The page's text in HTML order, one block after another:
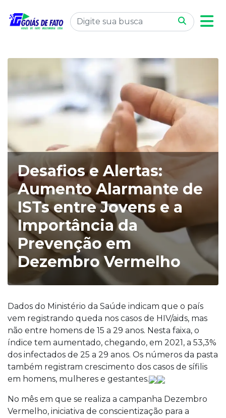
Desafios e Alertas:
Aumento Alarmante de
ISTs entre Jovens e a
Importância da
Prevenção em
Dezembro Vermelho
Dados do Ministério da Saúde indicam que o país
vem registrando queda nos casos de HIV/aids, mas
não entre homens de 15 a 29 anos. Nesta faixa, o
índice tem aumentado, chegando, em 2021, a 53,3%
dos infectados de 25 a 29 anos. Os números da pasta
também registram crescimento dos casos de sífilis
em homens, mulheres e gestantes.
No mês em que se realiza a campanha Dezembro
Vermelho, iniciativa de conscientização para a